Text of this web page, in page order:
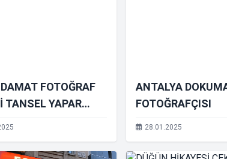
FOTOĞRAF
TANSEL YAPAR
ANTALYA
FOTOĞRAFÇISI
28.01.2025